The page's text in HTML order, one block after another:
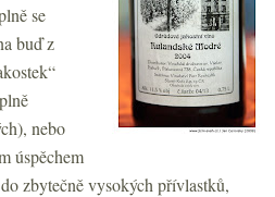
se
buď z
nebo
úspěchem
zbytečně vysokých přívlastků,